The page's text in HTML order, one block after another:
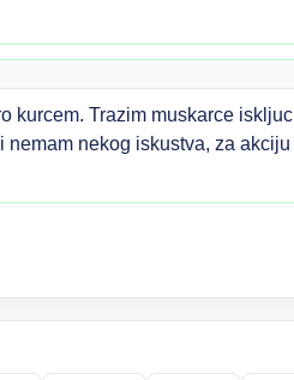
kurcem. Trazim muskarce
nekog iskustva, za